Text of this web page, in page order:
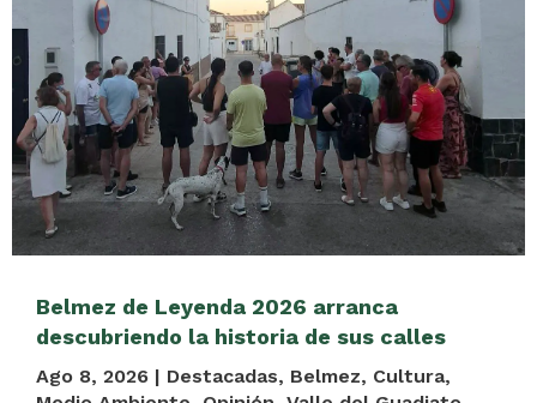
Belmez de Leyenda 2026 arranca
descubriendo la historia de sus calles
Ago 8, 2026 | Destacadas, Belmez, Cultura,